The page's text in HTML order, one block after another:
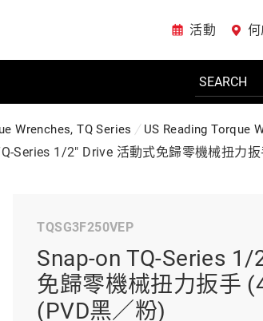
活動
電動工具
車廠專用工具
Wrenches, TQ Series US Reading Torque
Series 1/2" Drive 活動式免歸零機械扭力
TQSG3F250VEP
Snap-on TQ-Series 1/
免歸零機械扭力扳手
(PVD黑／粉)